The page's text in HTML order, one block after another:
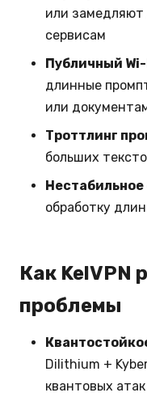
или
сервисам
Публичный
длинные
или
Троттлинг
больших
обработку
Как KelVPN
проблемы
Dilithium +
квантовых атак